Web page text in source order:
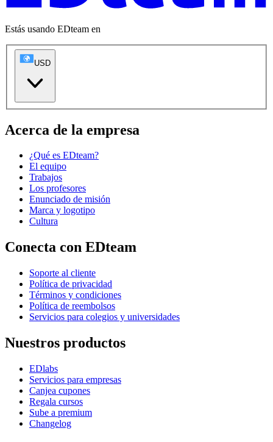
Estás usando EDteam en
USD
Acerca de la empresa
¿Qué es EDteam?
El equipo
Trabajos
Los profesores
Enunciado de misión
Marca y logotipo
Cultura
Conecta con EDteam
Soporte al cliente
Política de privacidad
Términos y condiciones
Política de reembolsos
Servicios para colegios y universidades
Nuestros productos
EDlabs
Servicios para empresas
Canjea cupones
Regala cursos
Sube a premium
Changelog